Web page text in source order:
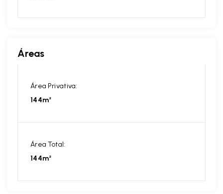
Áreas
Área Privativa:
144m²
Área Total:
144m²